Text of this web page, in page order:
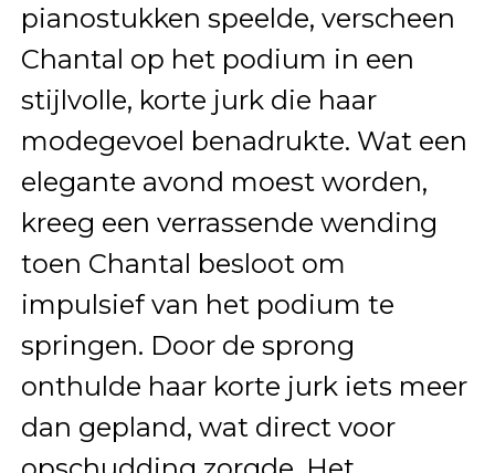
pianostukken speelde, verscheen
Chantal op het podium in een
stijlvolle, korte jurk die haar
modegevoel benadrukte. Wat een
elegante avond moest worden,
kreeg een verrassende wending
toen Chantal besloot om
impulsief van het podium te
springen. Door de sprong
onthulde haar korte jurk iets meer
dan gepland, wat direct voor